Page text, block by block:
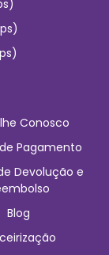
Conosco
Pagamento
Devolução e
Blog